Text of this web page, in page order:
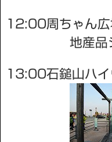
12:00周ちゃん広
地産品ショ
13:00石鎚山ハイ